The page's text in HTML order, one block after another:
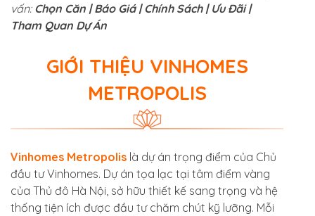
vấn: Chọn Căn | Báo Giá | Chính Sách | Ưu Đãi |
Tham Quan Dự Án
GIỚI THIỆU VINHOMES
METROPOLIS
Vinhomes Metropolis là dự án trọng điểm của Chủ
đầu tư Vinhomes. Dự án tọa lạc tại tâm điểm vàng
của Thủ đô Hà Nội, sở hữu thiết kế sang trọng và hệ
thống tiện ích được đầu tư chăm chút kỹ lưỡng. Mỗi